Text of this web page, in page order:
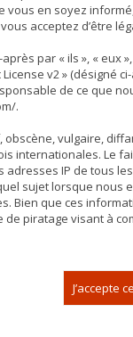
en soyez
acceptez d’être
par « ils », « eux
License v2» (désigné
de ce que
.
vulgaire,
internationales.
adresses IP de tous
sujet lorsque
Bien que ces
piratage visant à